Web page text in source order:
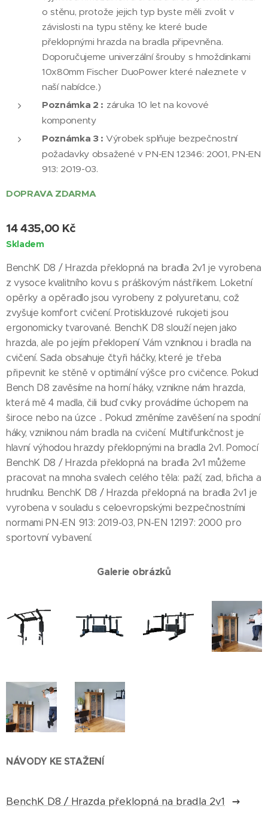
o stěnu, protože jejich typ byste měli zvolit v
závislosti na typu stěny, ke které bude
překlopnými hrazda na bradla připevněna.
Doporučujeme univerzální šrouby s hmoždinkami
10x80mm Fischer DuoPower které naleznete v
naší nabídce.)
Poznámka 2 : záruka 10 let na kovové
komponenty
Poznámka 3 : Výrobek splňuje bezpečnostní
požadavky obsažené v PN-EN 12346: 2001, PN-EN
913: 2019-03.
DOPRAVA ZDARMA
14 435,00 Kč
Skladem
BenchK D8 / Hrazda překlopná na bradla 2v1 je vyrobena
z vysoce kvalitního kovu s práškovým nástřikem. Loketní
opěrky a opěradlo jsou vyrobeny z polyuretanu, což
zvyšuje komfort cvičení. Protiskluzové rukojeti jsou
ergonomicky tvarované. BenchK D8 slouží nejen jako
hrazda, ale po jejím překlopení Vám vzniknou i bradla na
cvičení. Sada obsahuje čtyři háčky, které je třeba
připevnit ke stěně v optimální výšce pro cvičence. Pokud
Bench D8 zavěsíme na horní háky, vznikne nám hrazda,
která mě 4 madla, čili buď cviky provádíme úchopem na
široce nebo na úzce .. Pokud změníme zavěšení na spodní
háky, vzniknou nám bradla na cvičení. Multifunkčnost je
hlavní výhodou hrazdy překlopnými na bradla 2v1. Pomocí
BenchK D8 / Hrazda překlopná na bradla 2v1 můžeme
pracovat na mnoha svalech celého těla: paží, zad, břicha a
hrudníku. BenchK D8 / Hrazda překlopná na bradla 2v1 je
vyrobena v souladu s celoevropskými bezpečnostními
normami PN-EN 913: 2019-03, PN-EN 12197: 2000 pro
sportovní vybavení.
Galerie obrázků
NÁVODY KE STAŽENÍ
BenchK D8 / Hrazda překlopná na bradla 2v1